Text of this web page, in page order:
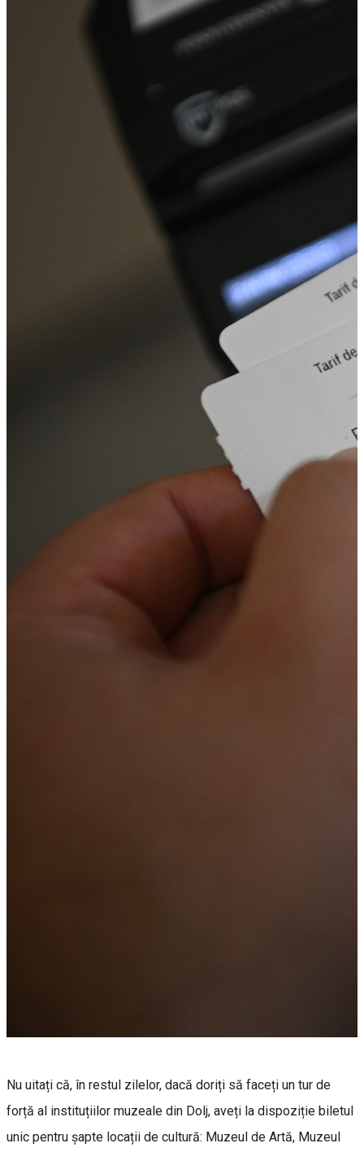
Nu uitați că, în restul zilelor, dacă doriți să faceți un tur de
forță al instituțiilor muzeale din Dolj, aveți la dispoziție biletul
unic pentru șapte locații de cultură: Muzeul de Artă, Muzeul